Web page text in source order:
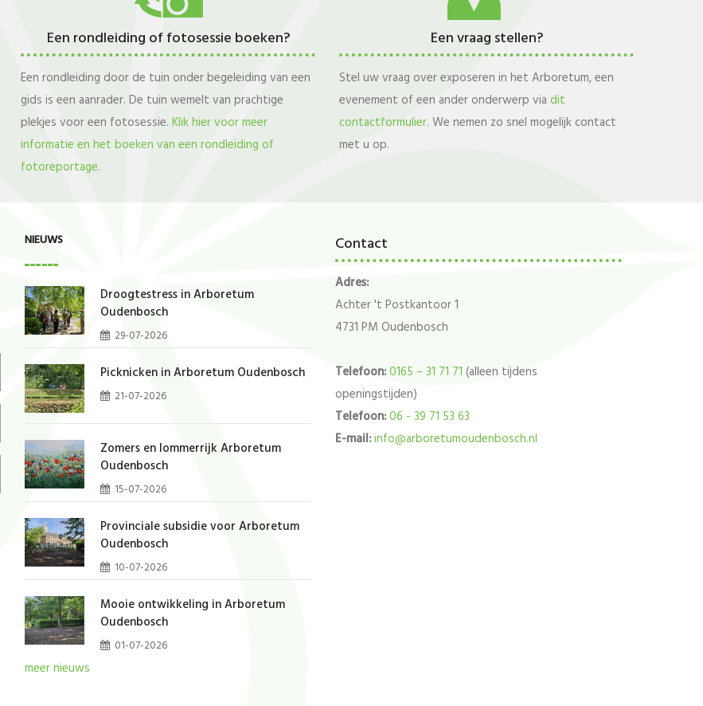
Een rondleiding of fotosessie boeken?
Een rondleiding door de tuin onder begeleiding van een
gids is een aanrader. De tuin wemelt van prachtige
plekjes voor een fotosessie. Klik hier voor meer
informatie en het boeken van een rondleiding of
fotoreportage.
Een vraag stellen?
Stel uw vraag over exposeren in het Arboretum, een
evenement of een ander onderwerp via dit
contactformulier. We nemen zo snel mogelijk contact
met u op.
NIEUWS
Droogtestress in Arboretum
Oudenbosch
29-07-2026
Picknicken in Arboretum Oudenbosch
21-07-2026
Zomers en lommerrijk Arboretum
Oudenbosch
15-07-2026
Provinciale subsidie voor Arboretum
Oudenbosch
10-07-2026
Mooie ontwikkeling in Arboretum
Oudenbosch
01-07-2026
meer nieuws
Contact
Adres:
Achter 't Postkantoor 1
4731 PM Oudenbosch
Telefoon:0165 – 31 71 71 (alleen tijdens
openingstijden)
Telefoon:06 - 39 71 53 63
E-mail:info@arboretumoudenbosch.nl